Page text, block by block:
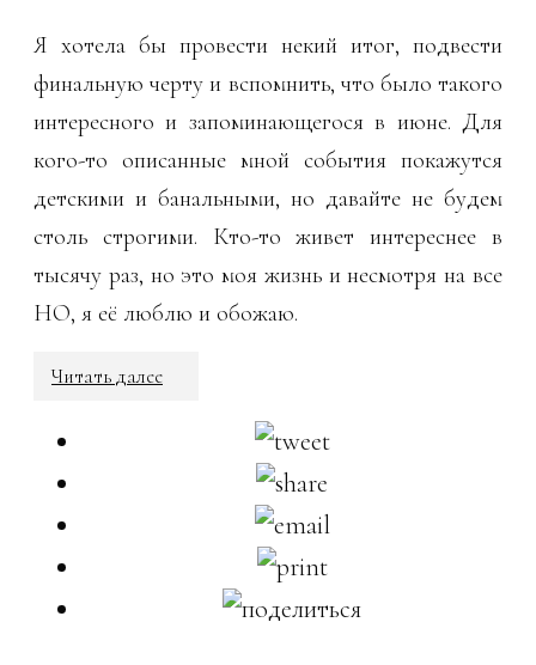
Я хотела бы провести некий итог, подвести
финальную черту и вспомнить, что было такого
интересного и запоминающегося в июне. Для
кого-то описанные мной события покажутся
детскими и банальными, но давайте не будем
столь строгими. Кто-то живет интереснее в
тысячу раз, но это моя жизнь и несмотря на все
НО, я её люблю и обожаю.
Читать далее